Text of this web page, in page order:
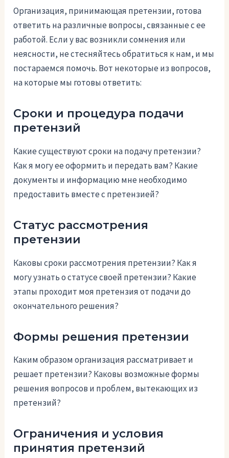
Организация, принимающая претензии, готова
ответить на различные вопросы, связанные с ее
работой. Если у вас возникли сомнения или
неясности, не стесняйтесь обратиться к нам, и мы
постараемся помочь. Вот некоторые из вопросов,
на которые мы готовы ответить:
Сроки и процедура подачи
претензий
Какие существуют сроки на подачу претензии?
Как я могу ее оформить и передать вам? Какие
документы и информацию мне необходимо
предоставить вместе с претензией?
Статус рассмотрения
претензии
Каковы сроки рассмотрения претензии? Как я
могу узнать о статусе своей претензии? Какие
этапы проходит моя претензия от подачи до
окончательного решения?
Формы решения претензии
Каким образом организация рассматривает и
решает претензии? Каковы возможные формы
решения вопросов и проблем, вытекающих из
претензий?
Ограничения и условия
принятия претензий